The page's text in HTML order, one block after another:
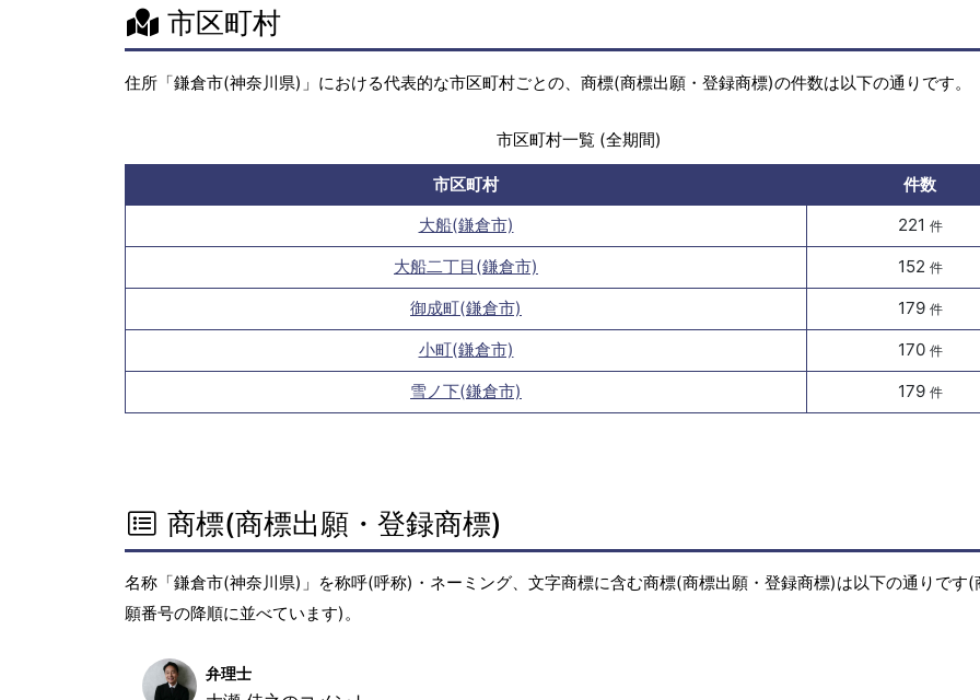
市区町村
住所「鎌倉市(神奈川県)」における代表的な市区町村ごとの、商標(商標出願・登録商標)の件数は以下の通りです。
市区町村一覧 (全期間)
市区町村
件数
大船(鎌倉市)
221 件
大船二丁目(鎌倉市) 152 件
御成町(鎌倉市) 179 件
小町(鎌倉市) 170 件
雪ノ下(鎌倉市) 179 件
商標(商標出願・登録商標)
名称「鎌倉市(神奈川県)」を称呼(呼称)・ネーミング、文字商標に含む商標(商標出願・登録商標)は以下の通りです(
願番号の降順に並べています)。
弁理士